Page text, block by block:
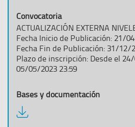
ACTUALIZACIÓN EXTERNA
Fecha Inicio de Publicación: 21/
Fecha Fin de Publicación: 31/12/
Plazo de inscripción: Desde el
05/05/2023 23:59
Descargar
documentación